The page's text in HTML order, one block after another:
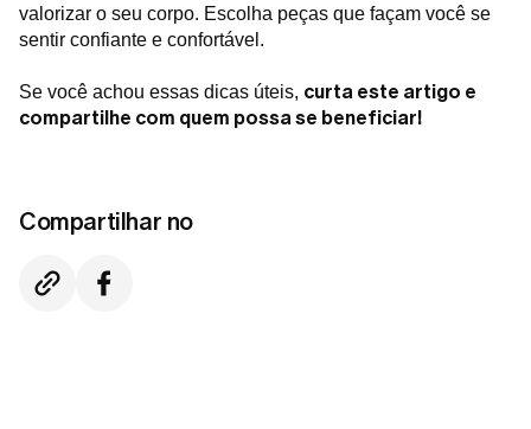
valorizar o seu corpo. Escolha peças que façam você se
sentir confiante e confortável.
Se você achou essas dicas úteis, curta este artigo e
compartilhe com quem possa se beneficiar!
Compartilhar no